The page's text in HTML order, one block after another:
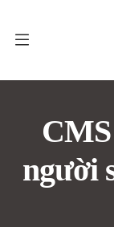
người